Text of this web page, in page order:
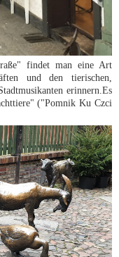
findet man eine Art
und den tierischen,
erinnern.Es
("Pomnik Ku Czci